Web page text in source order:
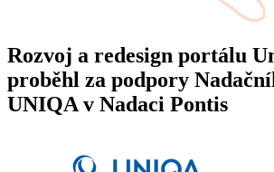
Rozvoj a redesign portálu
proběhl za podpory
UNIQA v Nadaci Pontis